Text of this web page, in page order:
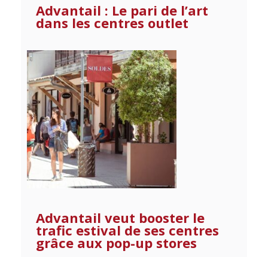
Advantail : Le pari de l’art
dans les centres outlet
Advantail veut booster le
trafic estival de ses centres
grâce aux pop-up stores